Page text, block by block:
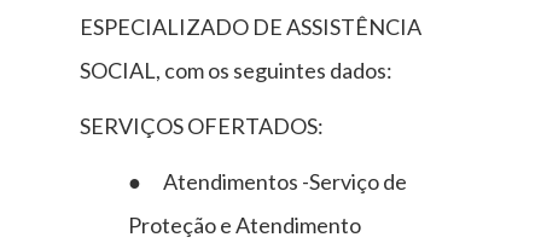
ESPECIALIZADO DE ASSISTÊNCIA
SOCIAL, com os seguintes dados:
SERVIÇOS OFERTADOS:
● Atendimentos -Serviço de
Proteção e Atendimento